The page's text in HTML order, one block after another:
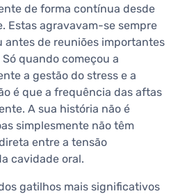
de forma contínua desde
Estas agravavam-se sempre
antes de reuniões importantes
quando começou a
a gestão do stress e a
é que a frequência das aftas
A sua história não é
simplesmente não têm
entre a tensão
cavidade oral.
gatilhos mais significativos